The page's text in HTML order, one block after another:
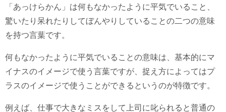
「あっけらかん」は何もなかったように平気でいること、
驚いたり呆れたりしてぼんやりしていることの二つの意味
を持つ言葉です。
何もなかったように平気でいることの意味は、基本的にマ
イナスのイメージで使う言葉ですが、捉え方によってはプ
ラスのイメージで使うことができるというのが特徴です。
例えば、仕事で大きなミスをして上司に叱られると普通の